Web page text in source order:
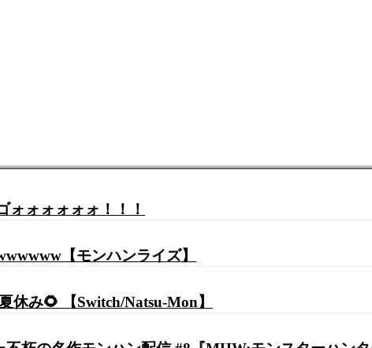
ォォォォォォ！！！
【モンハンライズ】
休み🌻 【Switch/Natsu-Mon】